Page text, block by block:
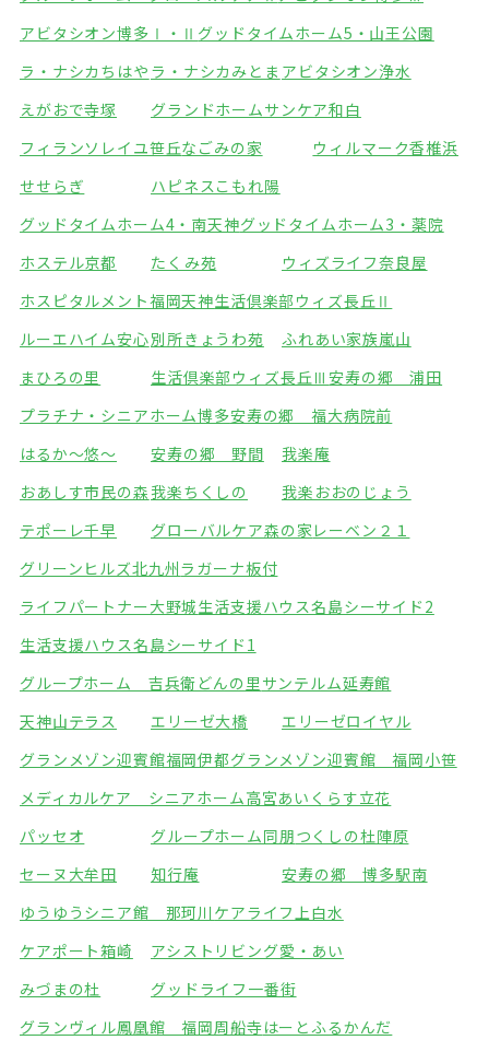
アビタシオン博多Ⅰ・Ⅱ グッドタイムホーム5・山王公園
ラ・ナシカちはや ラ・ナシカみとま アビタシオン浄水
えがおで寺塚
グランドホームサンケア和白
フィランソレイユ笹丘なごみの家
ウィルマーク香椎浜
せせらぎ
ハピネスこもれ陽
グッドタイムホーム4・南天神グッドタイムホーム3・薬院
ホステル京都
たくみ苑
ウィズライフ奈良屋
ホスピタルメント福岡天神生活倶楽部ウィズ長丘Ⅱ
ルーエハイム安心別所きょうわ苑
ふれあい家族嵐山
まひろの里
生活倶楽部ウィズ長丘Ⅲ安寿の郷 浦田
プラチナ・シニアホーム博多安寿の郷 福大病院前
はるか～悠～
安寿の郷 野間
我楽庵
おあしす市民の森 我楽ちくしの
我楽おおのじょう
テポーレ千早
グローバルケア森の家 レーベン２１
グリーンヒルズ北九州ラガーナ板付
ライフパートナー大野城生活支援ハウス名島シーサイド2
生活支援ハウス名島シーサイド1
グループホーム 吉兵衛どんの里 サンテルム延寿館
天神山テラス
エリーゼ大橋
エリーゼロイヤル
グランメゾン迎賓館福岡伊都グランメゾン迎賓館 福岡小笹
メディカルケア シニアホーム高宮あいくらす立花
パッセオ
グループホーム同朋つくしの杜陣原
セーヌ大牟田
知行庵
安寿の郷 博多駅南
ゆうゆうシニア館 那珂川 ケアライフ上白水
ケアポート箱崎
アシストリビング愛・あい
みづまの杜
グッドライフ一番街
グランヴィル鳳凰館 福岡周船寺はーとふるかんだ